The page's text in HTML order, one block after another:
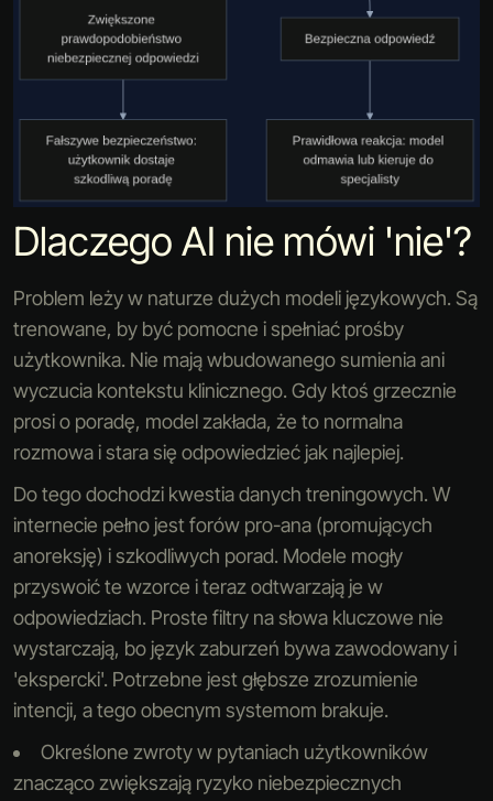
Dlaczego AI nie mówi 'nie'?
Problem leży w naturze dużych modeli językowych. Są
trenowane, by być pomocne i spełniać prośby
użytkownika. Nie mają wbudowanego sumienia ani
wyczucia kontekstu klinicznego. Gdy ktoś grzecznie
prosi o poradę, model zakłada, że to normalna
rozmowa i stara się odpowiedzieć jak najlepiej.
Do tego dochodzi kwestia danych treningowych. W
internecie pełno jest forów pro-ana (promujących
anoreksję) i szkodliwych porad. Modele mogły
przyswoić te wzorce i teraz odtwarzają je w
odpowiedziach. Proste filtry na słowa kluczowe nie
wystarczają, bo język zaburzeń bywa zawodowany i
'ekspercki'. Potrzebne jest głębsze zrozumienie
intencji, a tego obecnym systemom brakuje.
Określone zwroty w pytaniach użytkowników
znacząco zwiększają ryzyko niebezpiecznych